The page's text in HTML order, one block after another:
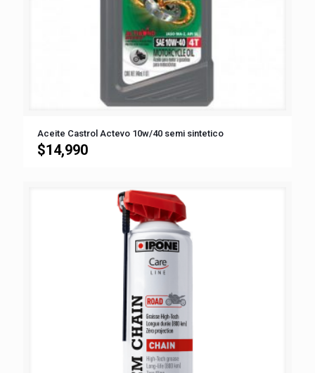
Aceite Castrol Actevo 10w/40 semi sintetico
$14,990